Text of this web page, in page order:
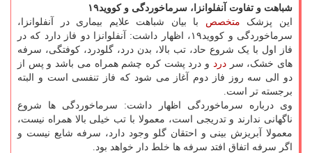
شباهت و تفاوت آنفلوانزا، سرماخوردگی و کووید۱۹
این پزشک متخصص با بیان شباهت علایم بیماری در آنفلوانزا،
سرماخوردگی و کووید۱۹، اظهار داشت: آنفلوانزا دو فاز دارد که در
فاز اول با یک شروع حاد، تب بالا، بدن درد، گلودرد، کوفتگی، سرفه
های خشک، سردرد و درد پشت کره چشم همراه می باشد و پس از
دو الی سه روز فاز دوم آغاز می شود که فاز تنفسی است و البته
برجسته تر است.
وی درباره سرماخوردگی اظهار داشت: سرماخوردگی ها شروع
ناگهانی ندارند و تدریجی است، معمولا با تب خیلی بالا همراه نیست،
معمولا آبریزش بینی و احتقان گلو وجود دارد، سرفه شایع نیست و
اگر سرفه اتفاق افتد سرفه ها خلط دار خواهد بود.